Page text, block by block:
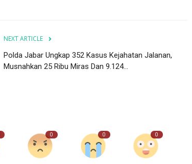
NEXT ARTICLE
Polda Jabar Ungkap 352 Kasus Kejahatan Jalanan,
Musnahkan 25 Ribu Miras Dan 9.124...
0 0 0